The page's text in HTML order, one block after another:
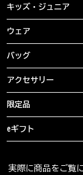
キッズ・ジュニア
ウェア
バッグ
アクセサリー
限定品
eギフト
実際に商品をご覧